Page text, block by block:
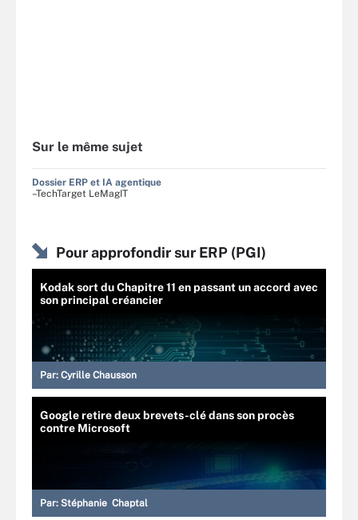
Sur le même sujet
Dossier ERP et IA agentique
–TechTarget LeMagIT
Pour approfondir sur ERP (PGI)
Kodak sort du Chapitre 11 en passant un accord avec
son principal créancier
Par: Cyrille Chausson
Google retire deux brevets-clé dans son procès
contre Microsoft
Par: Stéphanie Chaptal